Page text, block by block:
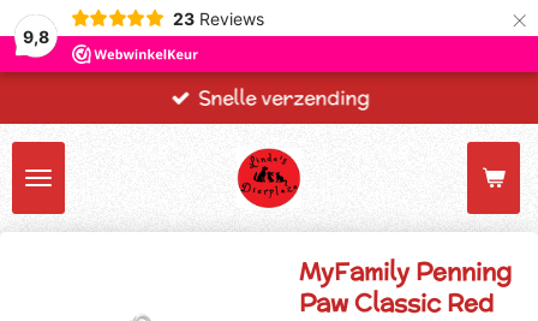
9,8
23 Reviews ×
Snelle verzending
MyFamily Penning
Paw Classic Red